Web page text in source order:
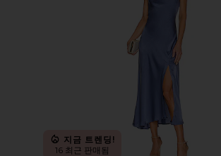
지금 트렌딩!
16 최근 판매됨